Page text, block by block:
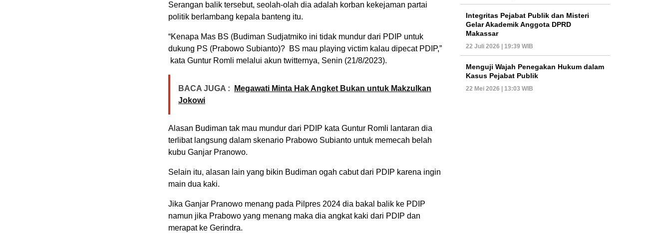
Serangan balik tersebut, seolah-olah dia adalah korban kekejaman partai
politik berlambang kepala banteng itu.
“Kenapa Mas BS (Budiman Sudjatmiko ini tidak mundur dari PDIP untuk
dukung PS (Prabowo Subianto)? BS mau playing victim kalau dipecat PDIP,”
kata Guntur Romli melalui akun twitternya, Senin (21/8/2023).
BACA JUGA :
Megawati Minta Hak Angket Bukan untuk Makzulkan
Jokowi
Alasan Budiman tak mau mundur dari PDIP kata Guntur Romli lantaran dia
terlibat langsung dalam skenario Prabowo Subianto untuk memecah belah
kubu Ganjar Pranowo.
Selain itu, alasan lain yang bikin Budiman ogah cabut dari PDIP karena ingin
main dua kaki.
Jika Ganjar Pranowo menang pada Pilpres 2024 dia bakal balik ke PDIP
namun jika Prabowo yang menang maka dia angkat kaki dari PDIP dan
merapat ke Gerindra.
Integritas Pejabat Publik dan Misteri
Gelar Akademik Anggota DPRD
Makassar
22 Juli 2026 | 19:39 WIB
Menguji Wajah Penegakan Hukum dalam
Kasus Pejabat Publik
22 Mei 2026 | 13:03 WIB